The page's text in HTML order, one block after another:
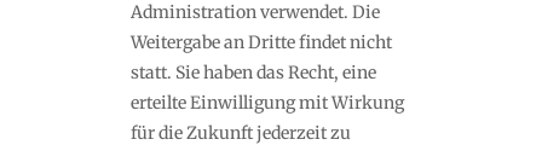
Administration verwendet. Die
Weitergabe an Dritte findet nicht
statt. Sie haben das Recht, eine
erteilte Einwilligung mit Wirkung
für die Zukunft jederzeit zu